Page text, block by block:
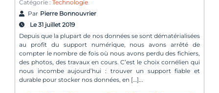
Catégorie : Technologie
Par Pierre Bonnouvrier
Le 31 juillet 2019
Depuis que la plupart de nos données se sont dématérialisées
au profit du support numérique, nous avons arrêté de
compter le nombre de fois où nous avons perdu des fichiers,
des photos, des travaux en cours. C’est le choix cornélien qui
nous incombe aujourd’hui : trouver un support fiable et
durable pour stocker nos données, en […]